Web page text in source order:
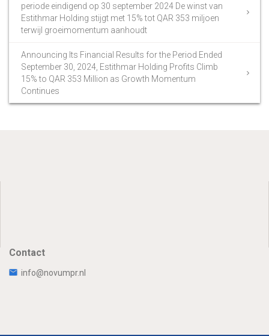
periode eindigend op 30 september 2024 De winst van
Estithmar Holding stijgt met 15% tot QAR 353 miljoen
terwijl groeimomentum aanhoudt
Announcing Its Financial Results for the Period Ended
September 30, 2024, Estithmar Holding Profits Climb
15% to QAR 353 Million as Growth Momentum
Continues
Contact
info@novumpr.nl